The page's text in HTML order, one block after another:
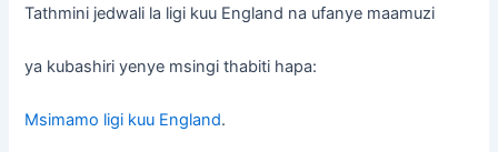
Tathmini jedwali la ligi kuu England na ufanye maamuzi
ya kubashiri yenye msingi thabiti hapa:
Msimamo ligi kuu England.